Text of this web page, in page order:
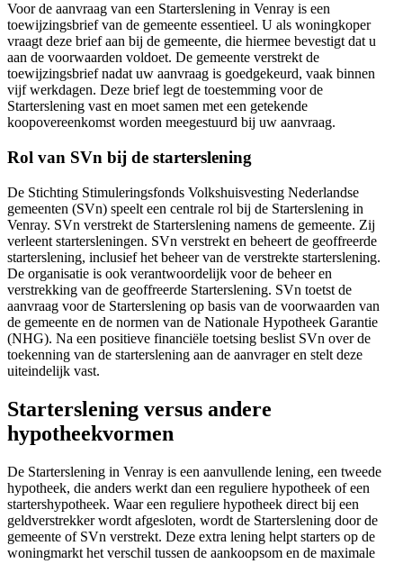
Voor de aanvraag van een Starterslening in Venray is een
toewijzingsbrief van de gemeente essentieel. U als woningkoper
vraagt deze brief aan bij de gemeente, die hiermee bevestigt dat u
aan de voorwaarden voldoet. De gemeente verstrekt de
toewijzingsbrief nadat uw aanvraag is goedgekeurd, vaak binnen
vijf werkdagen. Deze brief legt de toestemming voor de
Starterslening vast en moet samen met een getekende
koopovereenkomst worden meegestuurd bij uw aanvraag.
Rol van SVn bij de starterslening
De Stichting Stimuleringsfonds Volkshuisvesting Nederlandse
gemeenten (SVn) speelt een centrale rol bij de Starterslening in
Venray. SVn verstrekt de Starterslening namens de gemeente. Zij
verleent startersleningen. SVn verstrekt en beheert de geoffreerde
starterslening, inclusief het beheer van de verstrekte starterslening.
De organisatie is ook verantwoordelijk voor de beheer en
verstrekking van de geoffreerde Starterslening. SVn toetst de
aanvraag voor de Starterslening op basis van de voorwaarden van
de gemeente en de normen van de Nationale Hypotheek Garantie
(NHG). Na een positieve financiële toetsing beslist SVn over de
toekenning van de starterslening aan de aanvrager en stelt deze
uiteindelijk vast.
Starterslening versus andere
hypotheekvormen
De Starterslening in Venray is een aanvullende lening, een tweede
hypotheek, die anders werkt dan een reguliere hypotheek of een
startershypotheek. Waar een reguliere hypotheek direct bij een
geldverstrekker wordt afgesloten, wordt de Starterslening door de
gemeente of SVn verstrekt. Deze extra lening helpt starters op de
woningmarkt het verschil tussen de aankoopsom en de maximale